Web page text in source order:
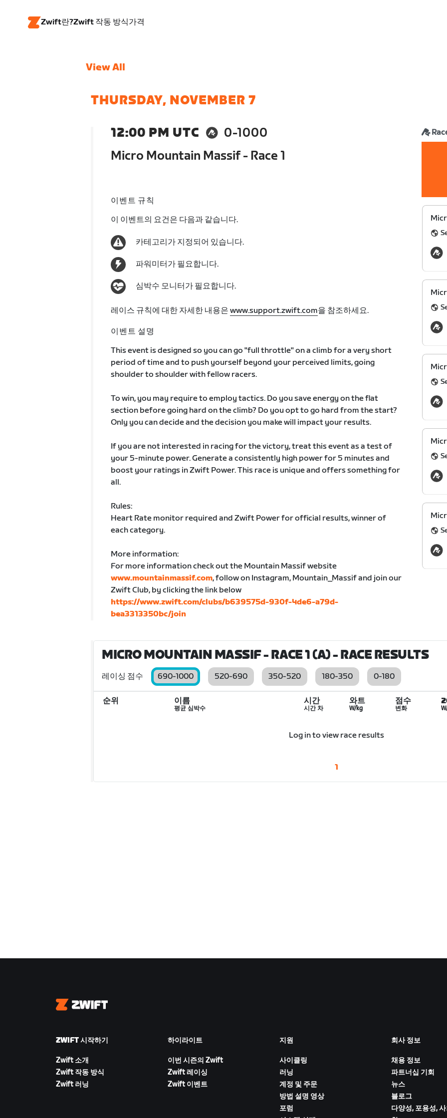
Zwift란?Zwift 작동 방식가격
View All
THURSDAY, NOVEMBER 7
12:00 PM UTC
0-1000
Micro Mountain Massif - Race 1
이벤트 규칙
이 이벤트의 요건은 다음과 같습니다.
카테고리가 지정되어 있습니다.
파워미터가 필요합니다.
심박수 모니터가 필요합니다.
레이스 규칙에 대한 자세한 내용은 www.support.zwift.com을 참조하세요.
이벤트 설명
This event is designed so you can go "full throttle" on a climb for a very short
period of time and to push yourself beyond your perceived limits, going
shoulder to shoulder with fellow racers.
To win, you may require to employ tactics. Do you save energy on the flat
section before going hard on the climb? Do you opt to go hard from the start?
Only you can decide and the decision you make will impact your results.
If you are not interested in racing for the victory, treat this event as a test of
your 5-minute power. Generate a consistently high power for 5 minutes and
boost your ratings in Zwift Power. This race is unique and offers something for
all.
Rules:
Heart Rate monitor required and Zwift Power for official results, winner of
each category.
More information:
For more information check out the Mountain Massif website
www.mountainmassif.com, follow on Instagram, Mountain_Massif and join our
Zwift Club, by clicking the link below
https://www.zwift.com/clubs/b639575d-930f-4de6-a79d-
bea3313350bc/join
MICRO MOUNTAIN MASSIF - RACE 1 (A)- RACE RESULTS
레이싱 점수 690-1000 520-690 350-520 180-350 0-180
순위 이름
평균 심박수
시간
시간 차
와트
W/kg
점수
변화
Log in to view race results
1
Zwift
ZWIFT 시작하기
Zwift 소개
Zwift 작동 방식
Zwift 러닝
하이라이트
이번 시즌의 Zwift
Zwift 레이싱
Zwift 이벤트
지원
사이클링
러닝
계정 및 주문
방법 설명 영상
포럼
회사 정보
채용 정보
파트너십 기회
뉴스
블로그
다양성, 포용성,